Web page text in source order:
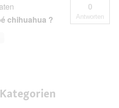
chihuahua ?
0
Antworten